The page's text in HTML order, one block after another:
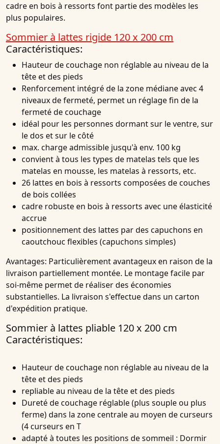
cadre en bois à ressorts font partie des modèles les
plus populaires.
Sommier à lattes rigide 120 x 200 cm
Caractéristiques:
Hauteur de couchage non réglable au niveau de la
tête et des pieds
Renforcement intégré de la zone médiane avec 4
niveaux de fermeté, permet un réglage fin de la
fermeté de couchage
idéal pour les personnes dormant sur le ventre, sur
le dos et sur le côté
max. charge admissible jusqu'à env. 100 kg
convient à tous les types de matelas tels que les
matelas en mousse, les matelas à ressorts, etc.
26 lattes en bois à ressorts composées de couches
de bois collées
cadre robuste en bois à ressorts avec une élasticité
accrue
positionnement des lattes par des capuchons en
caoutchouc flexibles (capuchons simples)
Avantages: Particulièrement avantageux en raison de la
livraison partiellement montée. Le montage facile par
soi-même permet de réaliser des économies
substantielles. La livraison s'effectue dans un carton
d'expédition pratique.
Sommier à lattes pliable 120 x 200 cm
Caractéristiques:
Hauteur de couchage non réglable au niveau de la
tête et des pieds
repliable au niveau de la tête et des pieds
Dureté de couchage réglable (plus souple ou plus
ferme) dans la zone centrale au moyen de curseurs
(4 curseurs en T
adapté à toutes les positions de sommeil : Dormir